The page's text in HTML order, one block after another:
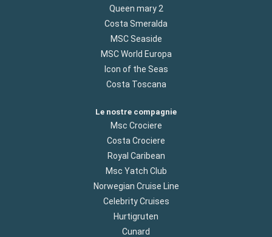
Queen mary 2
Costa Smeralda
MSC Seaside
MSC World Europa
Icon of the Seas
Costa Toscana
Le nostre compagnie
Msc Crociere
Costa Crociere
Royal Caribean
Msc Yatch Club
Norwegian Cruise Line
Celebrity Cruises
Hurtigruten
Cunard